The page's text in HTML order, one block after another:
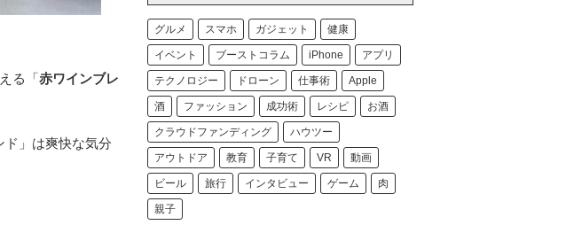
る「 赤ワインブレ
ド」は爽快な気分
グルメ スマホ ガジェット 健康
イベント ブーストコラム iPhone アプリ
テクノロジー ドローン 仕事術 Apple
酒 ファッション 成功術 レシピ お酒
クラウドファンディング ハウツー
アウトドア 教育 子育て VR 動画
ビール 旅行 インタビュー ゲーム 肉
親子